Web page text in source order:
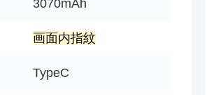
3070mAh
画面内指紋
TypeC